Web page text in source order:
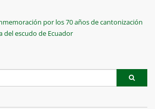
por los 70 años de cantonización
del escudo de Ecuador